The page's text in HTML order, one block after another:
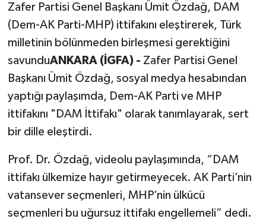
Zafer Partisi Genel Başkanı Ümit Özdağ, DAM
(Dem-AK Parti-MHP) ittifakını eleştirerek, Türk
milletinin bölünmeden birleşmesi gerektiğini
savunduANKARA (İGFA) - Zafer Partisi Genel
Başkanı Ümit Özdağ, sosyal medya hesabından
yaptığı paylaşımda, Dem-AK Parti ve MHP
ittifakını "DAM İttifakı" olarak tanımlayarak, sert
bir dille eleştirdi.
Prof. Dr. Özdağ, videolu paylaşımında, “DAM
ittifakı ülkemize hayır getirmeyecek. AK Parti’nin
vatansever seçmenleri, MHP’nin ülkücü
seçmenleri bu uğursuz ittifakı engellemeli” dedi.